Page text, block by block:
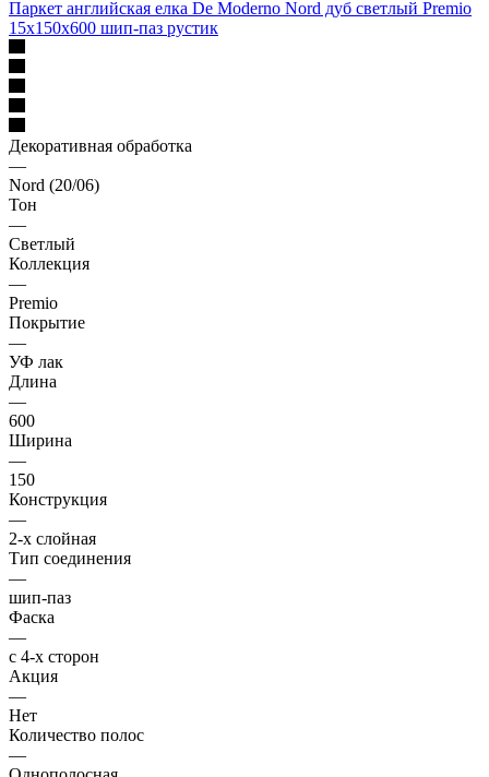
Паркет английская елка De Moderno Nord дуб светлый Premio
15х150х600 шип-паз рустик
Декоративная обработка
—
Nord (20/06)
Тон
—
Светлый
Коллекция
—
Premio
Покрытие
—
УФ лак
Длина
—
600
Ширина
—
150
Конструкция
—
2-х слойная
Тип соединения
—
шип-паз
Фаска
—
с 4-х сторон
Акция
—
Нет
Количество полос
—